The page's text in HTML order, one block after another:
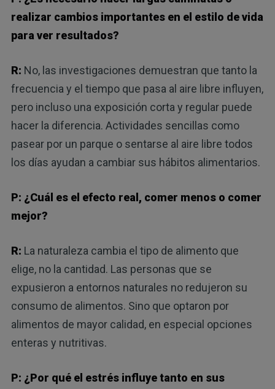
realizar cambios importantes en el estilo de vida
para ver resultados?
R: No, las investigaciones demuestran que tanto la
frecuencia y el tiempo que pasa al aire libre influyen,
pero incluso una exposición corta y regular puede
hacer la diferencia. Actividades sencillas como
pasear por un parque o sentarse al aire libre todos
los días ayudan a cambiar sus hábitos alimentarios.
P: ¿Cuál es el efecto real, comer menos o comer
mejor?
R: La naturaleza cambia el tipo de alimento que
elige, no la cantidad. Las personas que se
expusieron a entornos naturales no redujeron su
consumo de alimentos. Sino que optaron por
alimentos de mayor calidad, en especial opciones
enteras y nutritivas.
P: ¿Por qué el estrés influye tanto en sus